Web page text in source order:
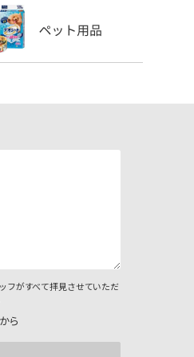
フがすべて拝見させていただ
から